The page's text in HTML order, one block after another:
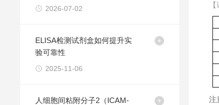
2026-07-02
ELISA检测试剂盒如何提升实
验可靠性
2025-11-06
人细胞间粘附分子2（ICAM-
注